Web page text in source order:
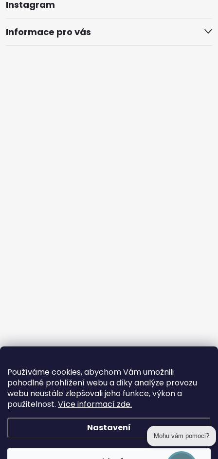
Používáme cookies, abychom Vám umožnili
pohodlné prohlížení webu a díky analýze provozu
webu neustále zlepšovali jeho funkce, výkon a
použitelnost. Více informací zde.
Nastavení
Instagram
Informace pro vás
Copyright 2026prohackovani.cz. Všechna práva vyhrazena.
Mohu vám pomoci?